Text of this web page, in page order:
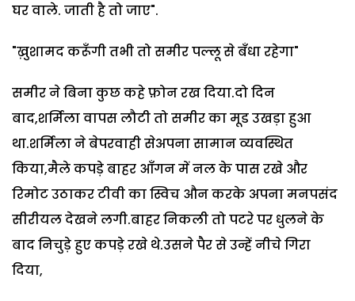
घर वाले. जाती है तो जाए".
"ख़ुशामद करूँगी तभी तो समीर पल्लू से बँधा रहेगा"
समीर ने बिना कुछ कहे फ़ोन रख दिया.दो दिन
बाद,शर्मिला वापस लौटी तो समीर का मूड उखड़ा हुआ
था.शर्मिला ने बेपरवाही सेअपना सामान व्यवस्थित
किया,मैले कपड़े बाहर आँगन में नल के पास रखे और
रिमोट उठाकर टीवी का स्विच औन करके अपना मनपसंद
सीरीयल देखने लगी.बाहर निकली तो पटरे पर धुलने के
बाद निचुड़े हुए कपड़े रखे थे.उसने पैर से उन्हें नीचे गिरा
दिया,